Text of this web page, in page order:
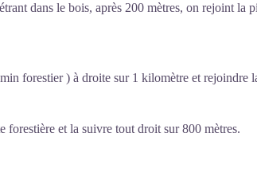
dans le bois, après 200 mètres, on rejoint la
forestier ) à droite sur 1 kilomètre et rejoindre
forestière et la suivre tout droit sur 800 mètres.